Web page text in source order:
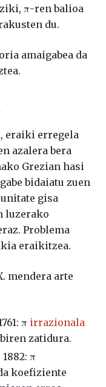
π-ren balioa
du.
amaigabea da
eraiki erregela
azalera bera
Grezian hasi
bidaiatu zuen
gisa
luzerako
Problema
eraikitzea.
mendera arte
π irrazionala
zatidura.
1882: π
koefiziente